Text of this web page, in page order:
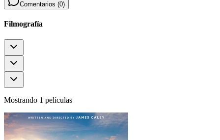
Comentarios (0)
Filmografía
Mostrando 1 películas